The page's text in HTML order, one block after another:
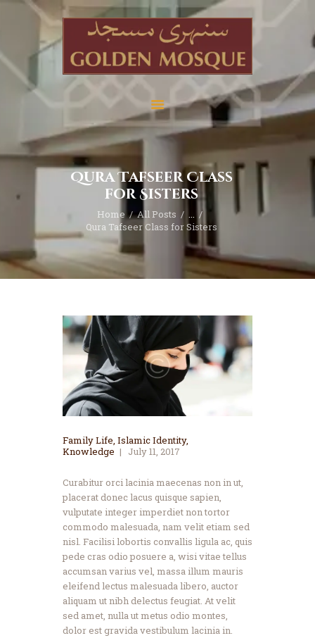
Qura Tafseer Class
for Sisters
Home All Posts
...
Qura Tafseer Class for Sisters
About
Services
Education
Media
Donate
Contact
Family Life, Islamic Identity,
Knowledge
July 11, 2017
Curabitur orci lacinia maecenas non in ut,
placerat donec lacus quisque sapien,
vulputate integer imperdiet non tortor
commodo malesuada, nam velit etiam sed
nisl. Facilisi lobortis convallis ligula ac, quis
pede cras odio posuere a, wisi vitae tellus
accumsan varius vel, massa illum mauris
eleifend lectus malesuada libero, auctor
aliquam ut nibh delectus feugiat. At velit
sed amet, nulla ut metus odio montes,
dolor est gravida vestibulum lacinia in.